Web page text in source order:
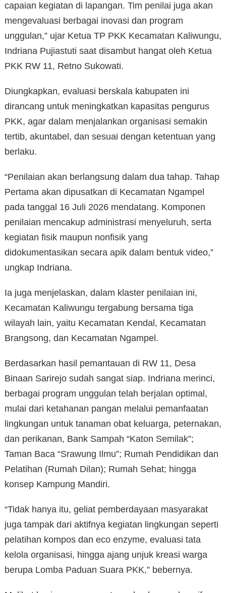
capaian kegiatan di lapangan. Tim penilai juga akan
mengevaluasi berbagai inovasi dan program
unggulan,” ujar Ketua TP PKK Kecamatan Kaliwungu,
Indriana Pujiastuti saat disambut hangat oleh Ketua
PKK RW 11, Retno Sukowati.
Diungkapkan, evaluasi berskala kabupaten ini
dirancang untuk meningkatkan kapasitas pengurus
PKK, agar dalam menjalankan organisasi semakin
tertib, akuntabel, dan sesuai dengan ketentuan yang
berlaku.
“Penilaian akan berlangsung dalam dua tahap. Tahap
Pertama akan dipusatkan di Kecamatan Ngampel
pada tanggal 16 Juli 2026 mendatang. Komponen
penilaian mencakup administrasi menyeluruh, serta
kegiatan fisik maupun nonfisik yang
didokumentasikan secara apik dalam bentuk video,”
ungkap Indriana.
Ia juga menjelaskan, dalam klaster penilaian ini,
Kecamatan Kaliwungu tergabung bersama tiga
wilayah lain, yaitu Kecamatan Kendal, Kecamatan
Brangsong, dan Kecamatan Ngampel.
Berdasarkan hasil pemantauan di RW 11, Desa
Binaan Sarirejo sudah sangat siap. Indriana merinci,
berbagai program unggulan telah berjalan optimal,
mulai dari ketahanan pangan melalui pemanfaatan
lingkungan untuk tanaman obat keluarga, peternakan,
dan perikanan, Bank Sampah “Katon Semilak”;
Taman Baca “Srawung Ilmu”; Rumah Pendidikan dan
Pelatihan (Rumah Dilan); Rumah Sehat; hingga
konsep Kampung Mandiri.
“Tidak hanya itu, geliat pemberdayaan masyarakat
juga tampak dari aktifnya kegiatan lingkungan seperti
pelatihan kompos dan eco enzyme, evaluasi tata
kelola organisasi, hingga ajang unjuk kreasi warga
berupa Lomba Paduan Suara PKK,” bebernya.